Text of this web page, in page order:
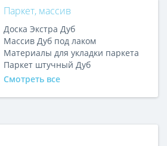
Паркет, массив
Доска Экстра Дуб
Массив Дуб под лаком
Материалы для укладки паркета
Паркет штучный Дуб
Смотреть все